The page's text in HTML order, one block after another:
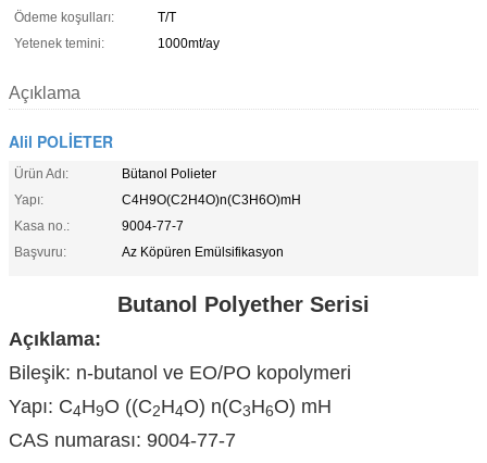
Ödeme koşulları:
T/T
Yetenek temini:
1000mt/ay
Açıklama
Alil POLİETER
Ürün Adı:
Bütanol Polieter
Yapı:
C4H9O(C2H4O)n(C3H6O)mH
Kasa no.:
9004-77-7
Başvuru:
Az Köpüren Emülsifikasyon
Butanol Polyether Serisi
Açıklama:
Bileşik: n-butanol ve EO/PO kopolymeri
Yapı: C4H9O ((C2H4O) n(C3H6O) mH
CAS numarası: 9004-77-7